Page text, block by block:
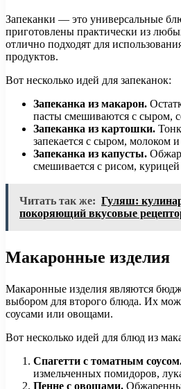
Запеканки — это универсальные
приготовлены практически из
отлично подходят для
продуктов.
Вот несколько идей для запеканок:
Запеканка из макарон.
пасты смешиваются с сыром,
Запеканка из картошки.
запекается с сыром, молоком
Запеканка из капусты.
смешивается с рисом,
Читать так же: Гуляш:
покоряющий вкусовые
Макаронные изделия
Макаронные изделия являются
выбором для второго блюда. Их
соусами или овощами.
Вот несколько идей для блюд из
Спагетти с томатным
измельченных помидоров,
Пенне с овощами.